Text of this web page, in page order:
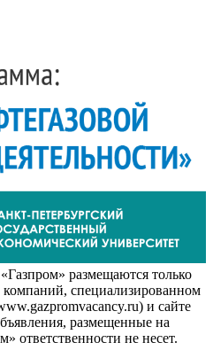
размещаются только
специализированном
и сайте
размещенные на
ответственности не несет.